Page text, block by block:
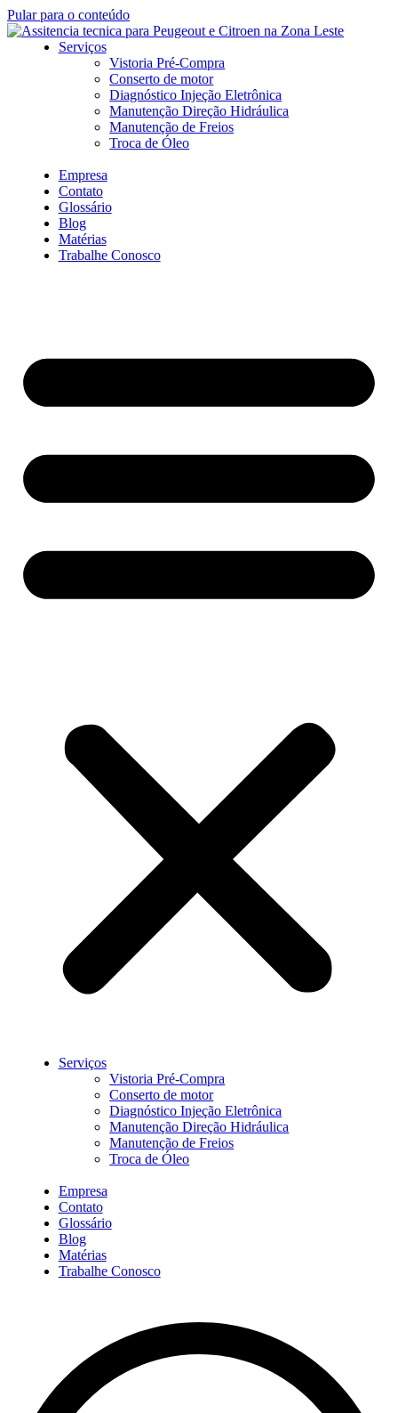
Pular para o conteúdo
Serviços
Vistoria Pré-Compra
Conserto de motor
Diagnóstico Injeção Eletrônica
Manutenção Direção Hidráulica
Manutenção de Freios
Troca de Óleo
Empresa
Contato
Glossário
Blog
Matérias
Trabalhe Conosco
Serviços
Vistoria Pré-Compra
Conserto de motor
Diagnóstico Injeção Eletrônica
Manutenção Direção Hidráulica
Manutenção de Freios
Troca de Óleo
Empresa
Contato
Glossário
Blog
Matérias
Trabalhe Conosco